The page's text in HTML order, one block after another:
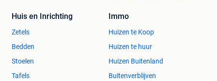
Huis en Inrichting
Zetels
Bedden
Stoelen
Tafels
Immo
Huizen te Koop
Huizen te huur
Huizen Buitenland
Buitenverblijven